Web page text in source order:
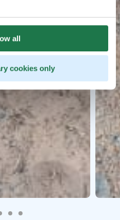
all
cookies only